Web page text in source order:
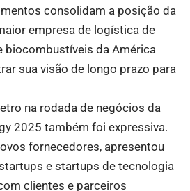
consolidam a posição da
empresa de logística de
biocombustíveis da América
sua visão de longo prazo para
na rodada de negócios da
2025 também foi expressiva.
fornecedores, apresentou
e startups de tecnologia
clientes e parceiros